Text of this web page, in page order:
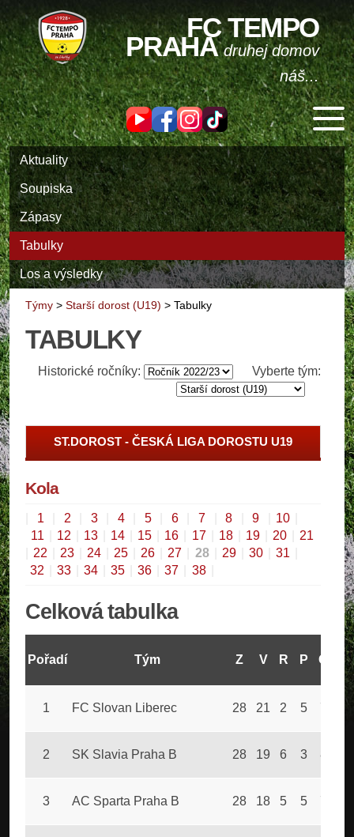
FC TEMPO
PRAHAdruhej domov
náš...
Aktuality
Soupiska
Zápasy
Tabulky
Los a výsledky
Týmy > Starší dorost (U19) > Tabulky
TABULKY
Historické ročníky: Vyberte tým:
ST.DOROST - ČESKÁ LIGA DOROSTU U19
Kola
1 2 3 4 5 6 7 8 9 10
11
12 13 14 15 16 17 18 19 20
21
22 23 24 25 26 27 28 29 30 31
32
33 34 35 36 37 38
Celková tabulka
Pořadí Tým Z V R P GV
1 FC Slovan Liberec 28 21 2 5 77
2 SK Slavia Praha B 28 19 6 3 80
3 AC Sparta Praha B 28 18 5 5 71